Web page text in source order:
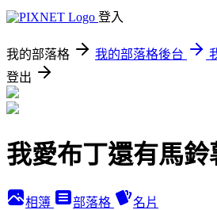
登入
我的部落格 我的部落格後台
登出
我愛布丁還有馬鈴
相簿 部落格 名片